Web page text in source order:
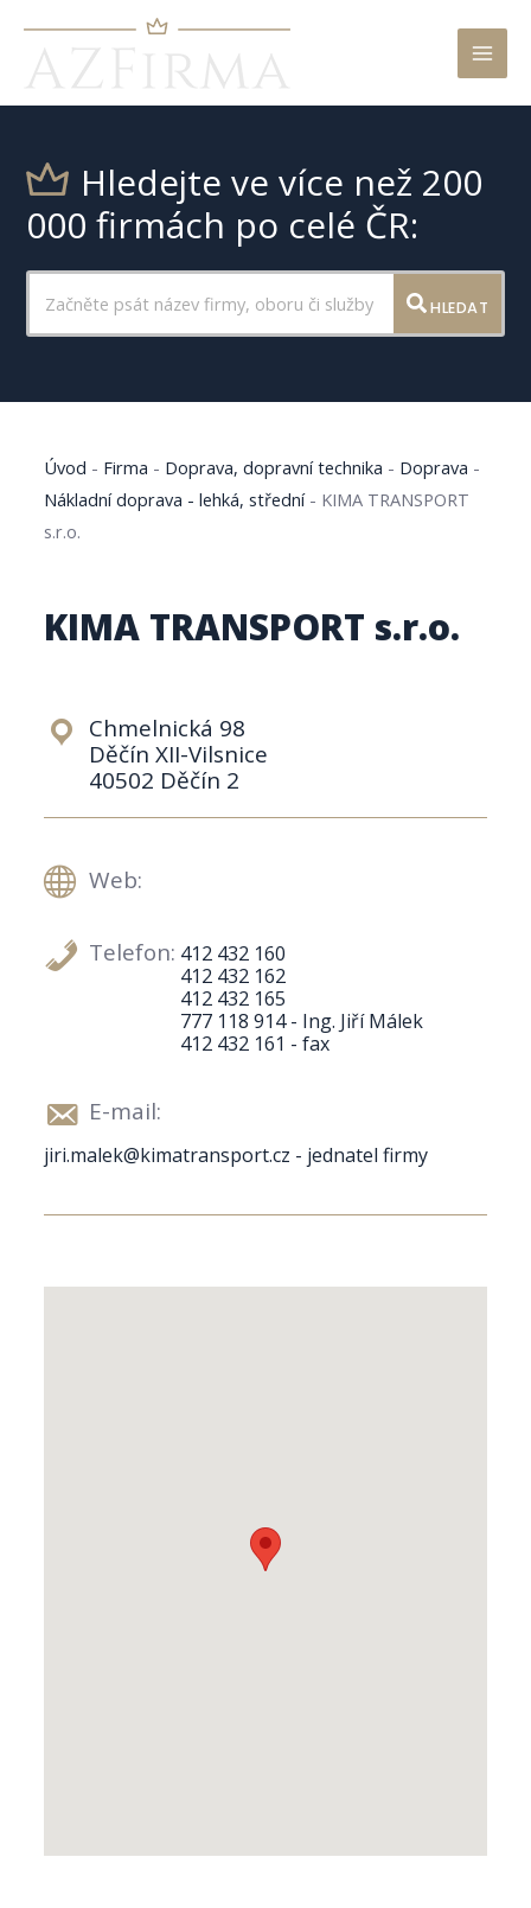
Hledejte ve více než 200
000 firmách po celé ČR:
HLEDAT
Úvod - Firma - Doprava, dopravní technika - Doprava -
Nákladní doprava - lehká, střední- KIMA TRANSPORT
s.r.o.
KIMA TRANSPORT s.r.o.
Chmelnická 98
Děčín XII-Vilsnice
40502 Děčín 2
Web:
Telefon: 412 432 160
412 432 162
412 432 165
777 118 914 - Ing. Jiří Málek
412 432 161 - fax
E-mail:
jiri.malek@kimatransport.cz - jednatel firmy